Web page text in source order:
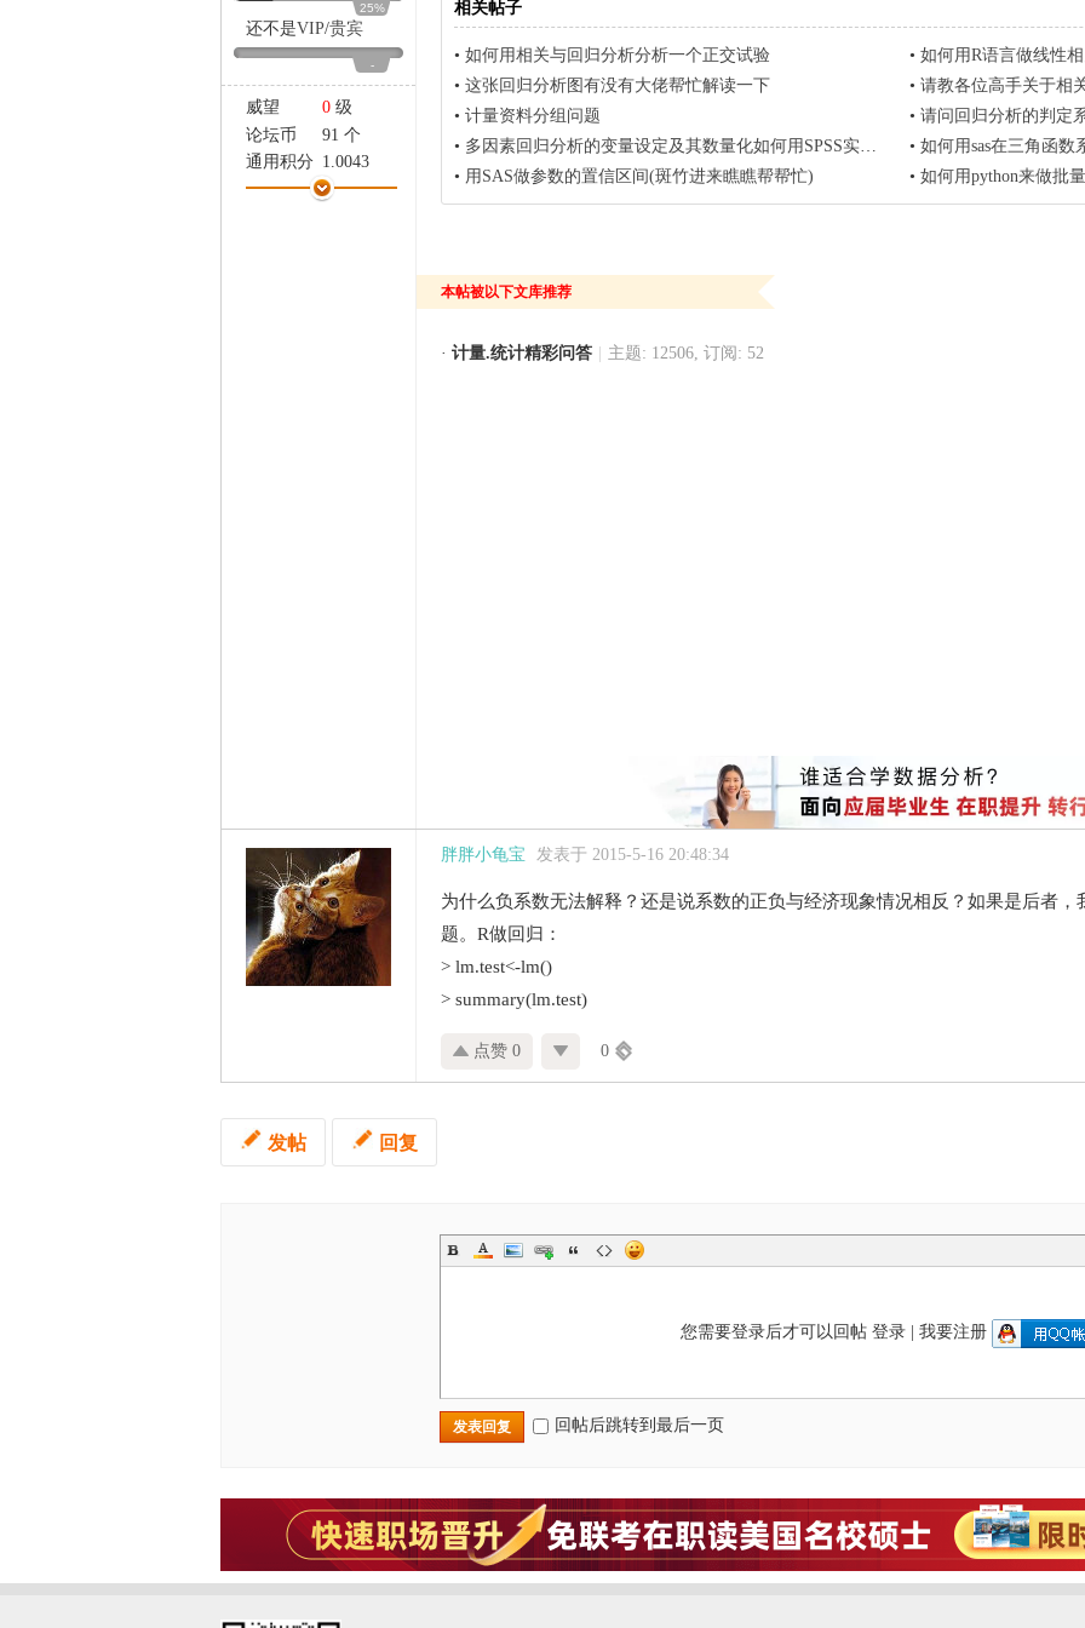
25%
还不是VIP/贵宾
-
威望 0 级
论坛币
91 个
通用积分 1.0043
学术水平
1 点
相关帖子
• 如何用相关与回归分析分析一个正交试验 • 如何用R语言做线性
• 这张回归分析图有没有大佬帮忙解读一下 • 请教各位高手关于相
• 计量资料分组问题 • 请问回归分析的判定
• 多因素回归分析的变量设定及其数量化如何用SPSS实现？？ • 如何用sas在三角函数
• 用SAS做参数的置信区间(斑竹进来瞧瞧帮帮忙) • 如何用python来做批
本帖被以下文库推荐
· 计量.统计精彩问答 主题: 12506, 订阅: 52
胖胖小龟宝 发表于 2015-5-16 20:48:34
为什么负系数无法解释？还是说系数的正负与经济现象情况相反？如果是后者
题。R做回归：
> lm.test<-lm()
> summary(lm.test)
点赞 0 0
发帖 回复
您需要登录后才可以回帖 登录| 我要注册
发表回复 回帖后跳转到最后一页